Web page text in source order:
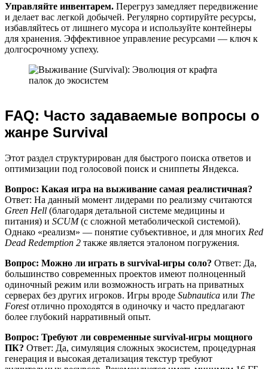
Управляйте инвентарем. Перегруз замедляет передвижение
и делает вас легкой добычей. Регулярно сортируйте ресурсы,
избавляйтесь от лишнего мусора и используйте контейнеры
для хранения. Эффективное управление ресурсами — ключ к
долгосрочному успеху.
FAQ: Часто задаваемые вопросы о
жанре Survival
Этот раздел структурирован для быстрого поиска ответов и
оптимизации под голосовой поиск и сниппеты Яндекса.
Вопрос: Какая игра на выживание самая реалистичная?
Ответ: На данный момент лидерами по реализму считаются
Green Hell (благодаря детальной системе медицины и
питания) и SCUM(с сложной метаболической системой).
Однако «реализм» — понятие субъективное, и для многих Red
Dead Redemption 2 также является эталоном погружения.
Вопрос: Можно ли играть в survival-игры соло? Ответ: Да,
большинство современных проектов имеют полноценный
одиночный режим или возможность играть на приватных
серверах без других игроков. Игры вроде Subnautica или The
Forestотлично проходятся в одиночку и часто предлагают
более глубокий нарративный опыт.
Вопрос: Требуют ли современные survival-игры мощного
ПК? Ответ: Да, симуляция сложных экосистем, процедурная
генерация и высокая детализация текстур требуют